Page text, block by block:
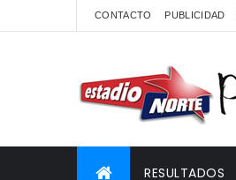
CONTACTO PUBLICIDAD
RESULTADOS